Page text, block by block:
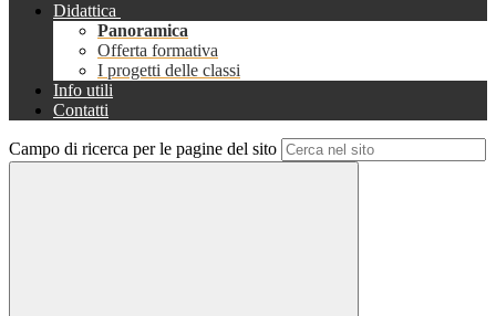
Didattica
Panoramica
Offerta formativa
I progetti delle classi
Info utili
Contatti
Campo di ricerca per le pagine del sito